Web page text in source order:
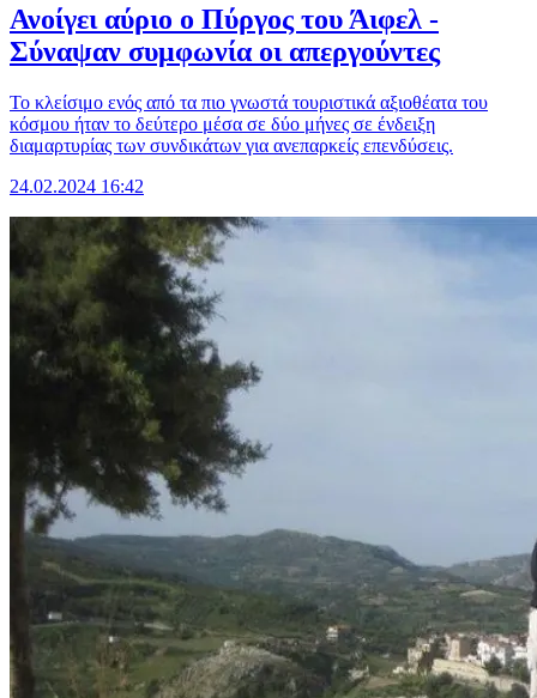
Ανοίγει αύριο ο Πύργος του Άιφελ -
Σύναψαν συμφωνία οι απεργούντες
Το κλείσιμο ενός από τα πιο γνωστά τουριστικά αξιοθέατα του
κόσμου ήταν το δεύτερο μέσα σε δύο μήνες σε ένδειξη
διαμαρτυρίας των συνδικάτων για ανεπαρκείς επενδύσεις.
24.02.2024 16:42